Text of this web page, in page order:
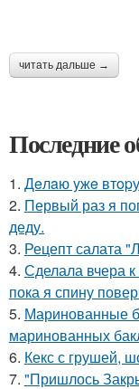
читать дальше →
Последние
1. Дeлaю yжe
2. Первый раз я
деду.
3. Рецепт салата
4. Сделала вчера
пока я спину
5. Маринованные
маринованных
6. Кекс с грушей,
7. "Пришлось